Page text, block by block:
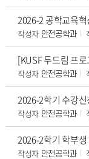
2026-2 공학교육
작성자 안전공학과
작성자 안전공학과
2026-2학기 수강
작성자 안전공학과
작성자 안전공학과